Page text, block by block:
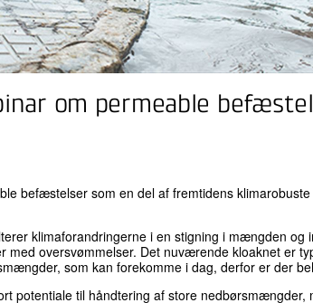
om permeable
befæstelser som en del af fremtidens
klimaforandringerne i en stigning i mængden og
med oversvømmelser. Det nuværende kloaknet er
som kan forekomme i dag, derfor er der
potentiale til håndtering af store nedbørsmængder,